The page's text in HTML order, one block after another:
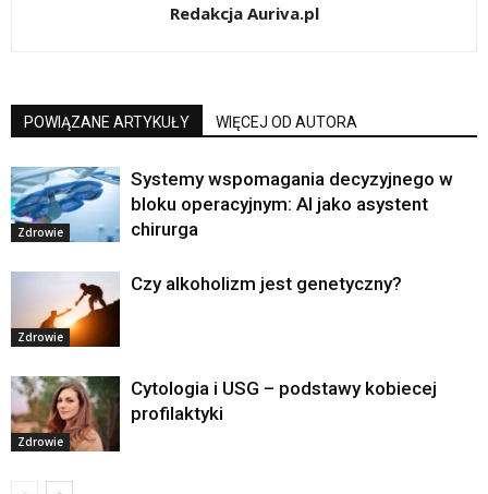
Redakcja Auriva.pl
POWIĄZANE ARTYKUŁY WIĘCEJ OD AUTORA
Zdrowie
Systemy wspomagania decyzyjnego w
bloku operacyjnym: AI jako asystent
chirurga
Zdrowie
Czy alkoholizm jest genetyczny?
Zdrowie
Cytologia i USG – podstawy kobiecej
profilaktyki